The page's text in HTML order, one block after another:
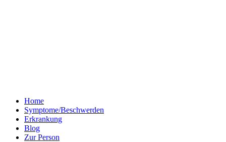
Home
Symptome/Beschwerden
Erkrankung
Blog
Zur Person